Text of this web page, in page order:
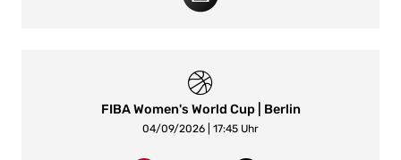
FIBA Women's World Cup | Berlin
04/09/2026 | 17:45 Uhr